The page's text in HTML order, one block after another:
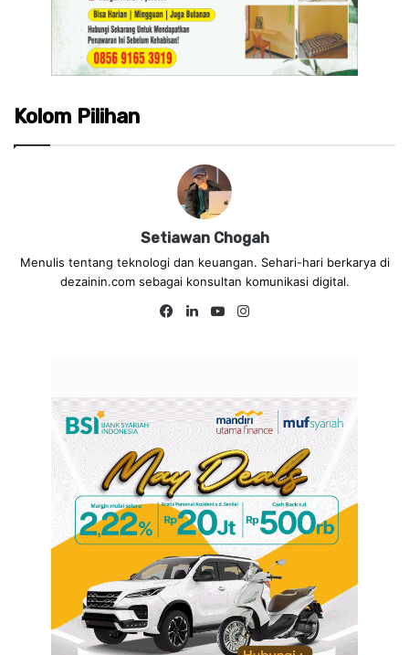
Kolom Pilihan
Setiawan Chogah
Menulis tentang teknologi dan keuangan. Sehari-hari berkarya di
dezainin.com sebagai konsultan komunikasi digital.
Fa
Lin
Yo